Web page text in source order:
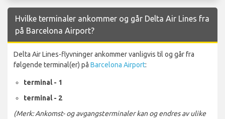
Hvilke terminaler ankommer og går Delta Air Lines fra
på Barcelona Airport?
Delta Air Lines-flyvninger ankommer vanligvis til og går fra
følgende terminal(er) på Barcelona Airport:
terminal - 1
terminal - 2
(Merk: Ankomst- og avgangsterminaler kan og endres av ulike